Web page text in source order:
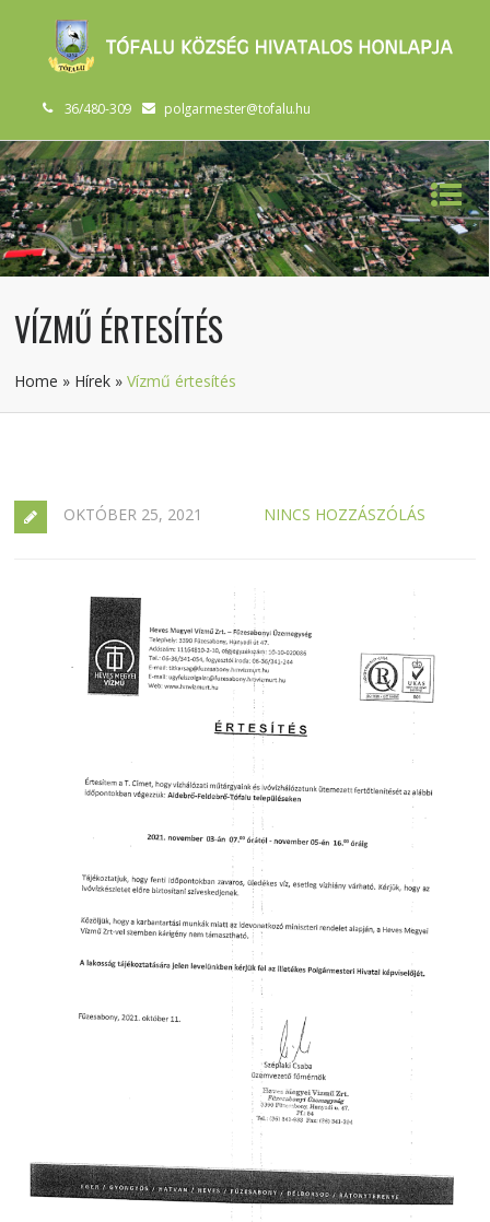
36/480-309 polgarmester@tofalu.hu
VÍZMŰ ÉRTESÍTÉS
Home » Hírek »Vízmű értesítés
OKTÓBER 25, 2021 NINCS HOZZÁSZÓLÁS